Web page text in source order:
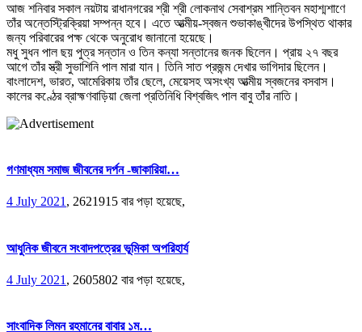
আজ শনিবার সকাল নয়টায় রাধানগরের শ্রী শ্রী লোকনাথ সেবাশ্রম শান্তিবন মহাশ্মশাণে
তাঁর অন্তেস্ট্রিক্রিয়া সম্পন্ন হবে। এতে আত্মীয়-স্বজন শুভাকাঙ্খীদের উপস্থিত থাকার
জন্য পরিবারের পক্ষ থেকে অনুরোধ জানানো হয়েছে।
মধু সুধন পাল ছয় পুত্র সন্তান ও তিন কন্যা সন্তানের জনক ছিলেন। প্রায় ২৭ বছর
আগে তাঁর স্ত্রী সুভাশিনি পাল মারা যান। তিনি সাত প্রজন্ম দেখার ভাগিদার ছিলেন।
বাংলাদেশ, ভারত, আমেরিকায় তাঁর ছেলে, মেয়েসহ অসংখ্য আত্মীয় স্বজনের বসবাস।
কালের কণ্ঠের ব্রাহ্মণবাড়িয়া জেলা প্রতিনিধি বিশ্বজিৎ পাল বাবু তাঁর নাতি।
গণমাধ্যম সমাজ জীবনের দর্পন -জাকারিয়া…
4 July 2021 , 2621915 বার পড়া হয়েছে,
আধুনিক জীবনে সংবাদপত্রের ভূমিকা অপরিহার্য
4 July 2021 , 2605802 বার পড়া হয়েছে,
সাংবাদিক লিমন রহমানের বাবার ১ম…